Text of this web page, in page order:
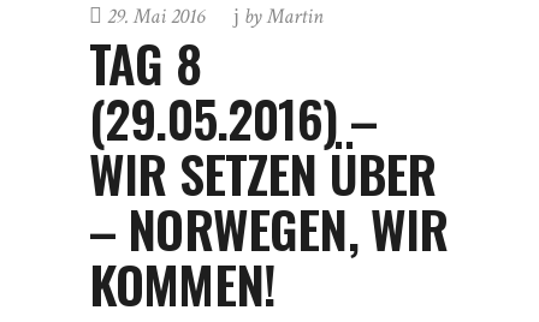
29. Mai 2016
byMartin
TAG 8
(29.05.2016) –
WIR SETZEN ÜBER
– NORWEGEN, WIR
KOMMEN!